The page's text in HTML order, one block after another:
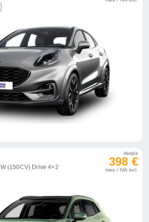
(150CV) Drive 4×2
desde
398 €
mes / IVA incl.